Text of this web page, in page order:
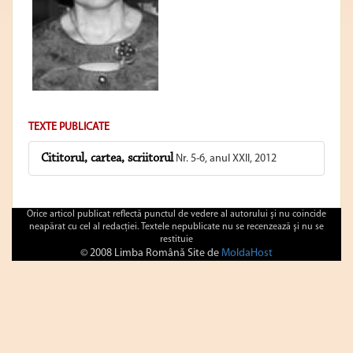
TEXTE PUBLICATE
Cititorul, cartea, scriitorulNr. 5-6, anul XXII, 2012
Orice articol publicat reflectă punctul de vedere al autorului şi nu coincide
neapărat cu cel al redacţiei. Textele nepublicate nu se recenzează şi nu se
restituie
© 2008 Limba Română Site de MoldaHost